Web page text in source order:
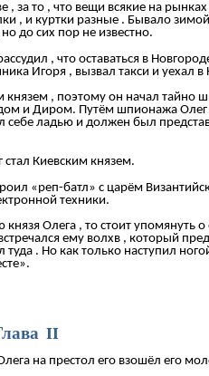
за то , что вещи всякие на рынках
, и куртки разные . Бывало
до сих пор не известно.
, что оставаться в
Игоря , вызвал такси и уехал в
князем , поэтому он начал тайно
и Диром. Путём шпионажа
ладью и должен был
Киевским князем.
«реп-батл» с царём
техники.
Олега , то стоит упомянуть
ему волхв , который
туда . Но как только наступил
II
на престол его взошёл его